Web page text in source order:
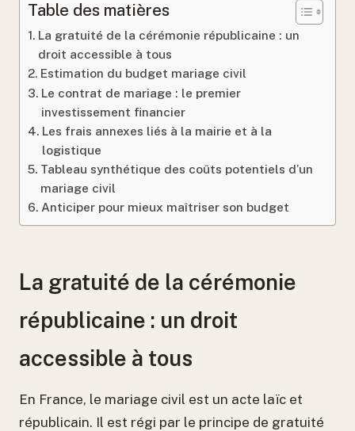
Table des matières
La gratuité de la cérémonie républicaine : un
droit accessible à tous
Estimation du budget mariage civil
Le contrat de mariage : le premier
investissement financier
Les frais annexes liés à la mairie et à la
logistique
Tableau synthétique des coûts potentiels d’un
mariage civil
Anticiper pour mieux maîtriser son budget
La gratuité de la cérémonie
républicaine : un droit
accessible à tous
En France, le mariage civil est un acte laïc et
républicain. Il est régi par le principe de gratuité